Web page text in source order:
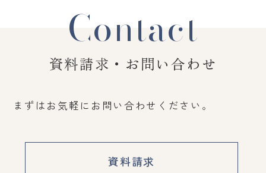
Contact
資料請求・お問い合わせ
まずはお気軽にお問い合わせください。
資料請求